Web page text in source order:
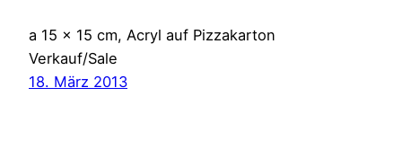
a 15 x 15 cm, Acryl auf Pizzakarton
Verkauf/Sale
18. März 2013